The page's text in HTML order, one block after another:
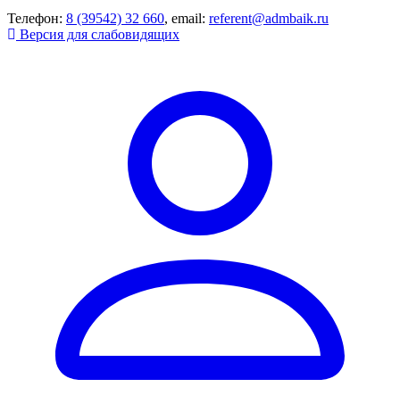
Телефон: 8 (39542) 32 660, email: referent@admbaik.ru
Версия для слабовидящих